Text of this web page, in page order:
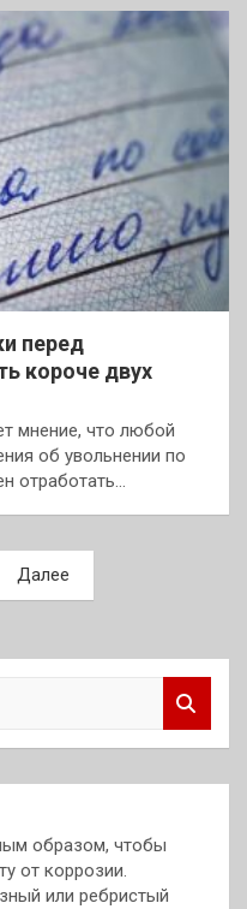
перед
короче двух
мнение, что любой
об увольнении по
отработать…
Далее
образом, чтобы
от коррозии.
или ребристый